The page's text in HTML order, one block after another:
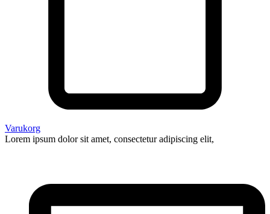
Varukorg
Lorem ipsum dolor sit amet, consectetur adipiscing elit,